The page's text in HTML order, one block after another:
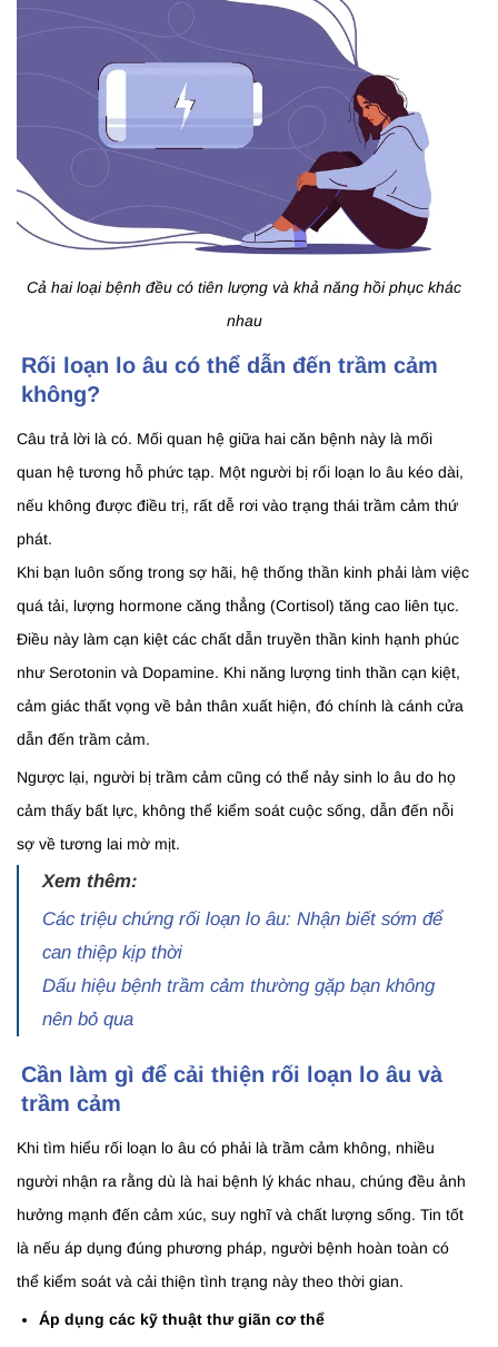
Cả hai loại bệnh đều có tiên lượng và khả năng hồi phục khác
nhau
Rối loạn lo âu có thể dẫn đến trầm cảm
không?
Câu trả lời là có. Mối quan hệ giữa hai căn bệnh này là mối
quan hệ tương hỗ phức tạp. Một người bị rối loạn lo âu kéo dài,
nếu không được điều trị, rất dễ rơi vào trạng thái trầm cảm thứ
phát.
Khi bạn luôn sống trong sợ hãi, hệ thống thần kinh phải làm việc
quá tải, lượng hormone căng thẳng (Cortisol) tăng cao liên tục.
Điều này làm cạn kiệt các chất dẫn truyền thần kinh hạnh phúc
như Serotonin và Dopamine. Khi năng lượng tinh thần cạn kiệt,
cảm giác thất vọng về bản thân xuất hiện, đó chính là cánh cửa
dẫn đến trầm cảm.
Ngược lại, người bị trầm cảm cũng có thể nảy sinh lo âu do họ
cảm thấy bất lực, không thể kiểm soát cuộc sống, dẫn đến nỗi
sợ về tương lai mờ mịt.
Xem thêm:
Các triệu chứng rối loạn lo âu: Nhận biết sớm để
can thiệp kịp thời
Dấu hiệu bệnh trầm cảm thường gặp bạn không
nên bỏ qua
Cần làm gì để cải thiện rối loạn lo âu và
trầm cảm
Khi tìm hiểu rối loạn lo âu có phải là trầm cảm không, nhiều
người nhận ra rằng dù là hai bệnh lý khác nhau, chúng đều ảnh
hưởng mạnh đến cảm xúc, suy nghĩ và chất lượng sống. Tin tốt
là nếu áp dụng đúng phương pháp, người bệnh hoàn toàn có
thể kiểm soát và cải thiện tình trạng này theo thời gian.
Áp dụng các kỹ thuật thư giãn cơ thể